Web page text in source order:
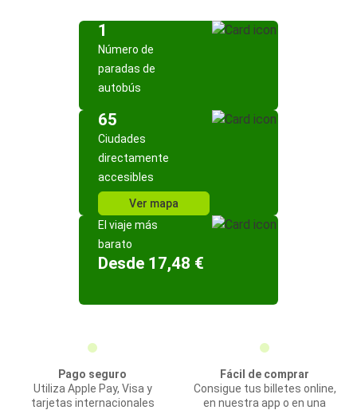
1
Número de
paradas de
autobús
65
Ciudades
directamente
accesibles
Ver mapa
El viaje más
barato
Desde 17,48 €
Pago seguro
Utiliza Apple Pay, Visa y
tarjetas internacionales
Fácil de comprar
Consigue tus billetes online,
en nuestra app o en una